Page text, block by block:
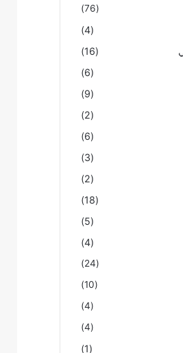
(76)
(4)
(16)
(6)
(9)
(2)
(6)
(3)
(2)
(18)
(5)
(4)
(24)
(10)
(4)
(4)
(1)